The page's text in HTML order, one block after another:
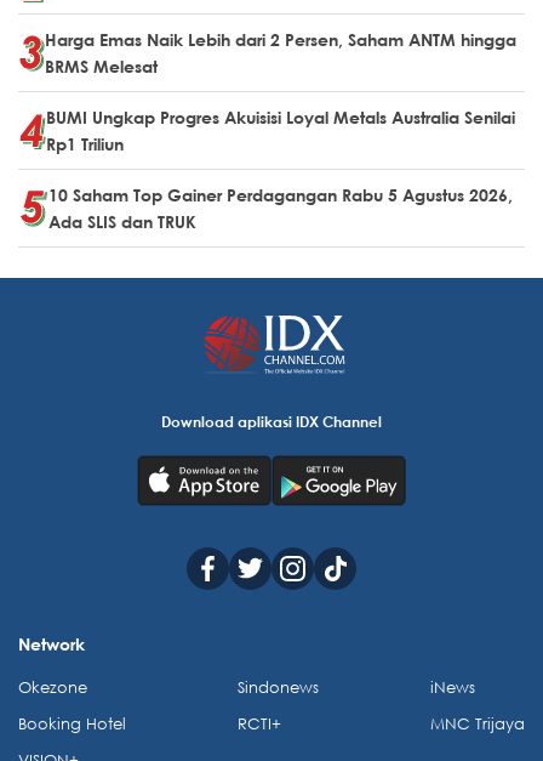
Harga Emas Naik Lebih dari 2 Persen, Saham ANTM hingga
BRMS Melesat
BUMI Ungkap Progres Akuisisi Loyal Metals Australia Senilai
Rp1 Triliun
10 Saham Top Gainer Perdagangan Rabu 5 Agustus 2026,
Ada SLIS dan TRUK
Download aplikasi IDX Channel
Network
Okezone
Booking Hotel
Sindonews
RCTI+
iNews
MNC Trijaya